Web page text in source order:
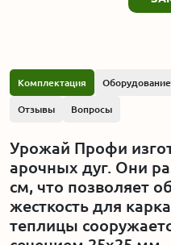
Комплектация Оборудование
Отзывы Вопросы
Урожай Профи
арочных дуг. Они
см, что позволяет
жесткость для
теплицы